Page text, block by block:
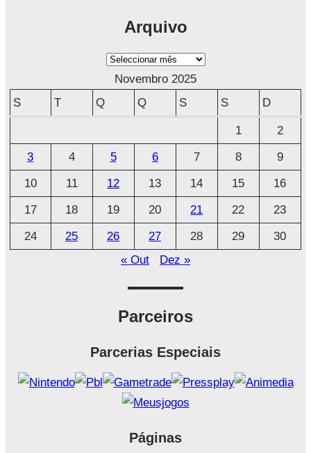
Arquivo
A
v
o
Novembro 2025
S
T Q Q S S D
1
2
3
4 5 6 7 8
9
10
11 12 13 14 15
16
17
18 19 20 21 22
23
24
25 26 27 28 29
30
« Out
Dez »
Parceiros
Parcerias Especiais
Páginas